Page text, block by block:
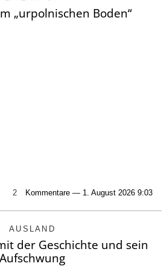
„urpolnischen Boden“
2 Kommentare — 1. August 2026 9:03
AUSLAND
der Geschichte und sein
Aufschwung